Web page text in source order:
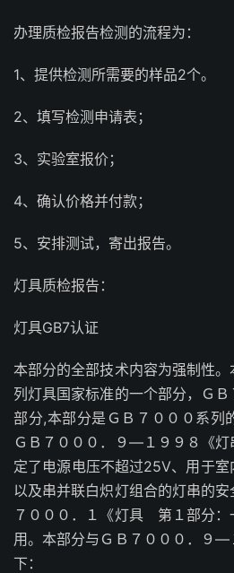
办理质检报告检测的流程为：
1、提供检测所需要的样品2个。
2、填写检测申请表；
3、实验室报价；
4、确认价格并付款；
5、安排测试，寄出报告。
灯具质检报告：
灯具GB7认证
本部分的全部技术内容为强制性
列灯具国家标准的一个部分，Ｇ
部分,本部分是ＧＢ７０００系列
ＧＢ７０００．９—１９９８《
定了电源电压不超过25V、用于
以及串并联白炽灯组合的灯串的
７０００．１《灯具 第１部分：
用。本部分与ＧＢ７０００．９—
下：